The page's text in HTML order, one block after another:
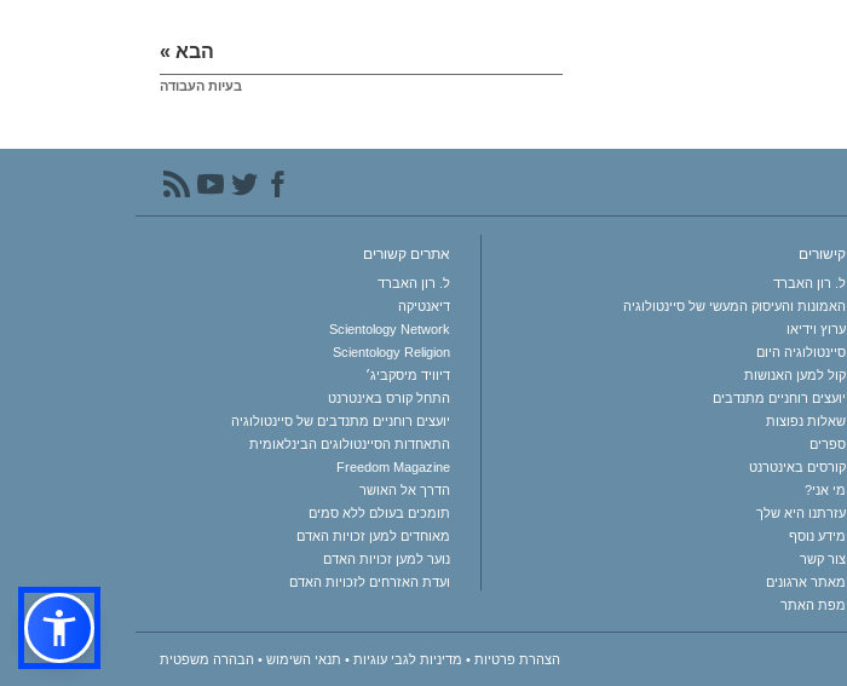
הבא »
בעיות העבודה
קישורים
ל. רון האברד
האמונות והעיסוק המעשי של סיינטולוגיה
ערוץ וידיאו
סיינטולוגיה היום
קול למען האנושות
יועצים רוחניים מתנדבים
שאלות נפוצות
ספרים
קורסים באינטרנט
מי אני?
עזרתנו היא שלך
מידע נוסף
צור קשר
מאתר ארגונים
מפת האתר
אתרים קשורים
ל. רון האברד
דיאנטיקה
Scientology Network
Scientology Religion
דיוויד מיסקביג׳
התחל קורס באינטרנט
יועצים רוחניים מתנדבים של סיינטולוגיה
התאחדות הסיינטולוגים הבינלאומית
Freedom Magazine
הדרך אל האושר
תומכים בעולם ללא סמים
מאוחדים למען זכויות האדם
נוער למען זכויות האדם
ועדת האזרחים לזכויות האדם
הצהרת פרטיות • מדיניות לגבי עוגיות • תנאי השימוש • הבהרה משפטית